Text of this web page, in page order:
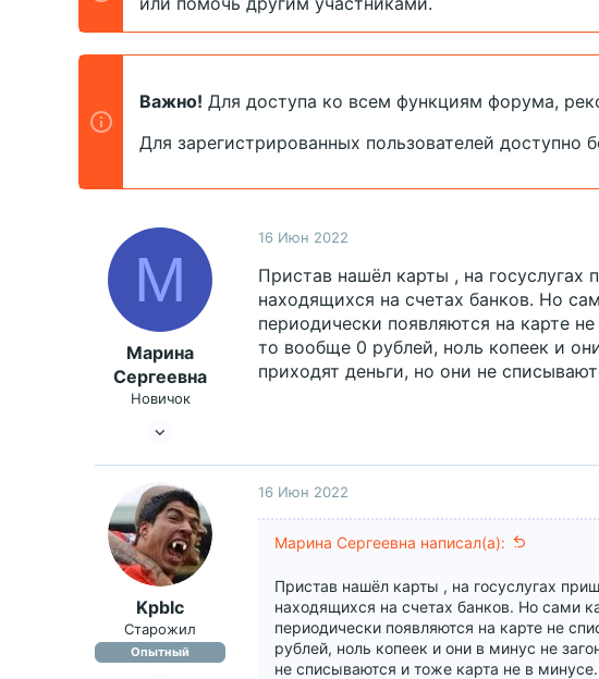
т
а
Важно! Для доступа ко всем функциям форума,
Для зарегистрированных пользователей доступно
М
Марина
Сергеевна
Новичок
16 Июн 2022
Пристав нашёл карты , на
находящихся на счетах банков. Но
периодически появляются на карте
то вообще 0 рублей, ноль копеек и
приходят деньги, но они не
Kpblc
Старожил
Опытный
16 Июн 2022
Марина Сергеевна написал(а):
Пристав нашёл карты , на госуслугах
находящихся на счетах банков. Но сами
периодически появляются на карте не
рублей, ноль копеек и они в минус не
не списываются и тоже карта не в